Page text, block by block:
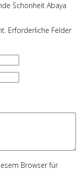
Schönheit Abaya
Erforderliche Felder
Browser für